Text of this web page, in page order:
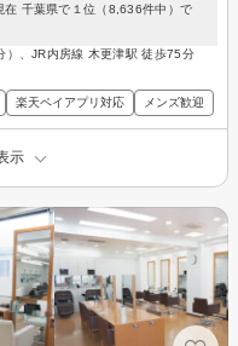
在 千葉県で１位（8,636件中）で
）、JR内房線 木更津駅 徒歩75分
楽天ペイアプリ対応 メンズ歓迎
示